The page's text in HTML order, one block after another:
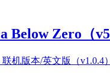
Below Zero（